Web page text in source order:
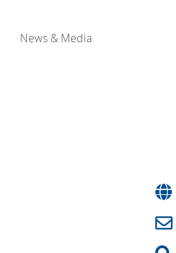
News & Media